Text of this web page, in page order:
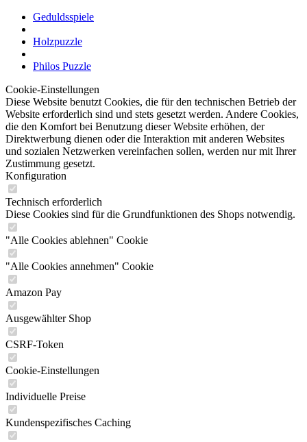
Geduldsspiele
Holzpuzzle
Philos Puzzle
Cookie-Einstellungen
Diese Website benutzt Cookies, die für den technischen Betrieb der
Website erforderlich sind und stets gesetzt werden. Andere Cookies,
die den Komfort bei Benutzung dieser Website erhöhen, der
Direktwerbung dienen oder die Interaktion mit anderen Websites
und sozialen Netzwerken vereinfachen sollen, werden nur mit Ihrer
Zustimmung gesetzt.
Konfiguration
Technisch erforderlich
Diese Cookies sind für die Grundfunktionen des Shops notwendig.
"Alle Cookies ablehnen" Cookie
"Alle Cookies annehmen" Cookie
Amazon Pay
Ausgewählter Shop
CSRF-Token
Cookie-Einstellungen
Individuelle Preise
Kundenspezifisches Caching